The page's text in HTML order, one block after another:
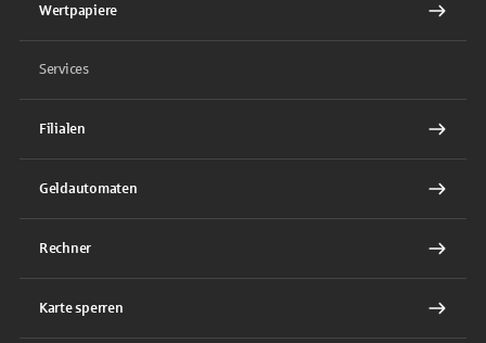
Wertpapiere
Services
Filialen
Geldautomaten
Rechner
Karte sperren